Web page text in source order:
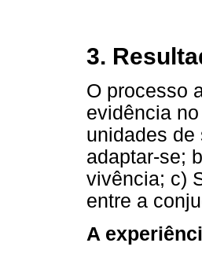
3.
O processo
evidência
unidades de
adaptar-se;
vivência; c)
entre a
A